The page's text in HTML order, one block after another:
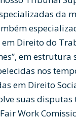
da
Direito do
em
nos
em Direito
suas
Work